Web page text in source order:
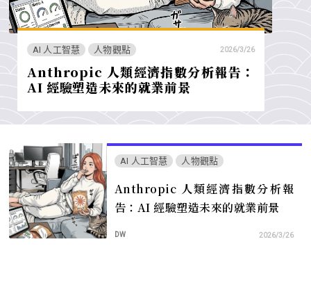
AI 人工智慧 人物觀點 2026/3/26
Anthropic 人類經濟指數分析報告：
AI 經驗塑造未來的就業前景
AI 人工智慧 人物觀點
Anthropic 人類經濟指數分析報
告：AI 經驗塑造未來的就業前景
DW 2026/3/26